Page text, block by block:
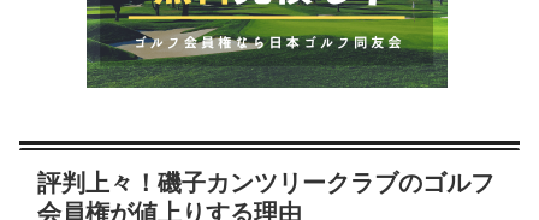
評判上々！磯子カンツリークラブのゴルフ
会員権が値上りする理由